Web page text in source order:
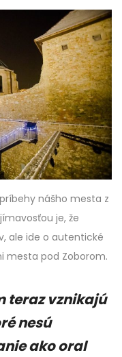
nášho mesta z
je, že
ale ide o autentické
mesta pod Zoborom.
teraz vznikajú
nesú
ako oral